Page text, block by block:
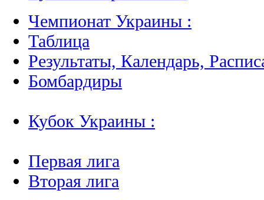
Чемпионат Украины :
Таблица
Результаты, Календарь,
Бомбардиры
Кубок Украины :
Первая лига
Вторая лига